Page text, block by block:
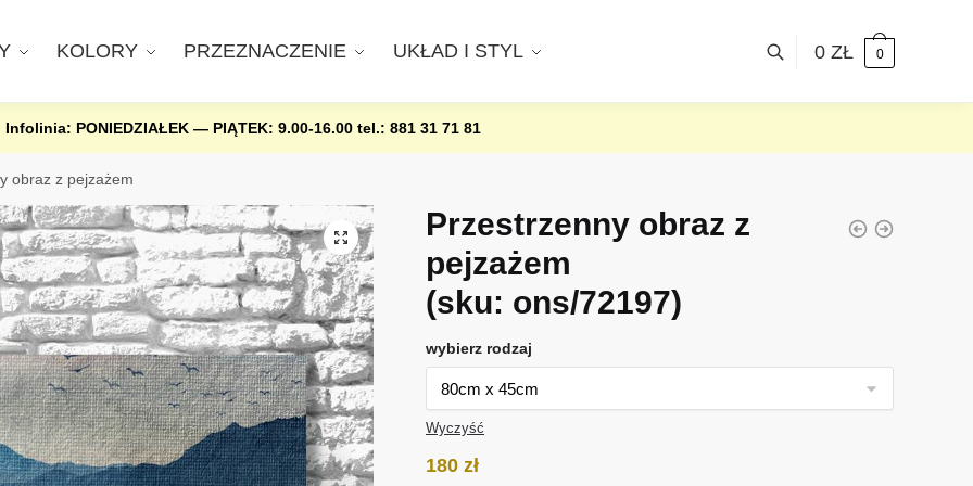
KOLORY PRZEZNACZENIE UKŁAD I STYL 0 ZŁ 0
Infolinia: PONIEDZIAŁEK — PIĄTEK: 9.00-16.00 tel.: 881 31 71 81
obraz z pejzażem
Przestrzenny obraz z
pejzażem
(sku: ons/72197)
wybierz rodzaj
Wyczyść
180 zł